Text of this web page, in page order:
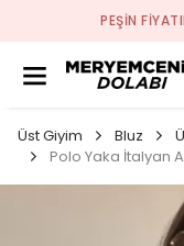
PEŞİN
Üst Giyim Bluz
Polo Yaka İtalyan